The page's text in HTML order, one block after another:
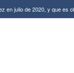
en julio de 2020, y que es